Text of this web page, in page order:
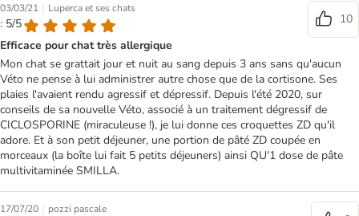
03/03/21 | Luperca et ses chats
: 5/5
10
Efficace pour chat très allergique
Mon chat se grattait jour et nuit au sang depuis 3 ans sans qu'aucun
Véto ne pense à lui administrer autre chose que de la cortisone. Ses
plaies l'avaient rendu agressif et dépressif. Depuis l'été 2020, sur
conseils de sa nouvelle Véto, associé à un traitement dégressif de
CICLOSPORINE (miraculeuse !), je lui donne ces croquettes ZD qu'il
adore. Et à son petit déjeuner, une portion de pâté ZD coupée en
morceaux (la boîte lui fait 5 petits déjeuners) ainsi QU'1 dose de pâte
multivitaminée SMILLA.
17/07/20 | pozzi pascale